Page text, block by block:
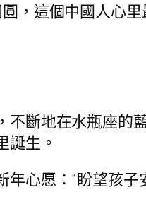
，這個中國人心里
斷地在水瓶座的
誕生。
心愿：“盼望孩